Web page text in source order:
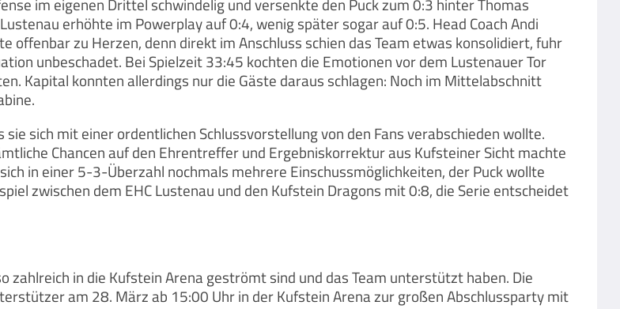
im eigenen Drittel schwindelig und versenkte den Puck zum 0:3 hinter Thomas
erhöhte im Powerplay auf 0:4, wenig später sogar auf 0:5. Head Coach Andi
offenbar zu Herzen, denn direkt im Anschluss schien das Team etwas konsolidiert, fuhr
unbeschadet. Bei Spielzeit 33:45 kochten die Emotionen vor dem Lustenauer Tor
Kapital konnten allerdings nur die Gäste daraus schlagen: Noch im Mittelabschnitt
sich mit einer ordentlichen Schlussvorstellung von den Fans verabschieden wollte.
Chancen auf den Ehrentreffer und Ergebniskorrektur aus Kufsteiner Sicht machte
in einer 5-3-Überzahl nochmals mehrere Einschussmöglichkeiten, der Puck wollte
zwischen dem EHC Lustenau und den Kufstein Dragons mit 0:8, die Serie entscheidet
zahlreich in die Kufstein Arena geströmt sind und das Team unterstützt haben. Die
am 28. März ab 15:00 Uhr in der Kufstein Arena zur großen Abschlussparty mit